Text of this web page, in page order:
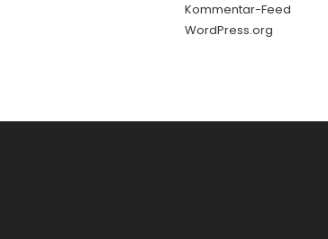
Kommentar-Feed
WordPress.org